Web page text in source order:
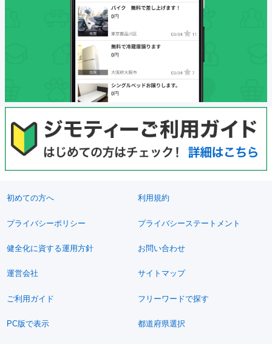
初めての方へ 利用規約
プライバシーポリシー プライバシーステートメント
健全化に資する運用方針 お問い合わせ
運営会社 サイトマップ
ご利用ガイド フリーワードで探す
PC版で表示 都道府県選択